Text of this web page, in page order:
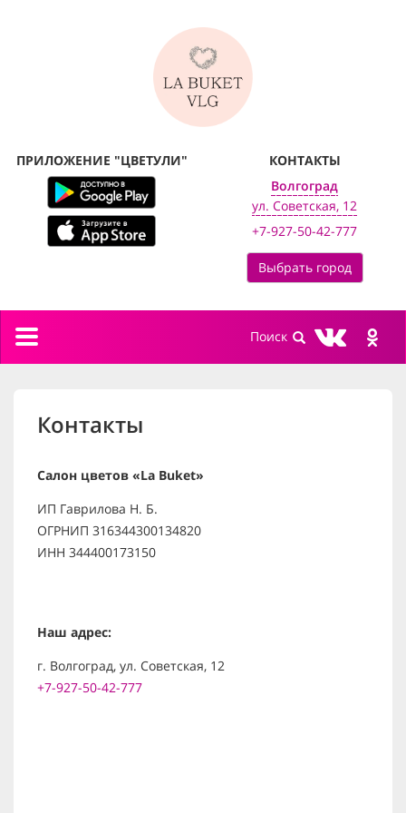
ПРИЛОЖЕНИЕ "ЦВЕТУЛИ"
КОНТАКТЫ
Волгоград
ул. Советская, 12
+7-927-50-42-777
Выбрать город
Toggle
Контакты
Салон цветов «La Buket»
ИП Гаврилова Н. Б.
ОГРНИП 316344300134820
ИНН 344400173150
Наш адрес:
г. Волгоград, ул. Советская, 12
+7-927-50-42-777